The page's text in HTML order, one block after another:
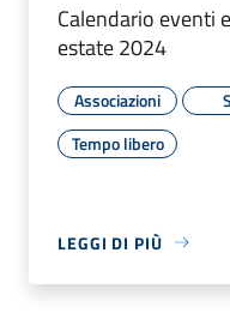
Calendario eventi
estate 2024
Associazioni
Tempo libero
LEGGI DI PIÙ